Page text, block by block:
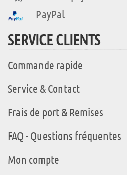
PayPal
SERVICE CLIENTS
Commande rapide
Service & Contact
Frais de port & Remises
FAQ - Questions fréquentes
Mon compte